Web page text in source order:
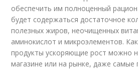
обеспечить им полноценный
будет содержаться достаточное
полезных жиров, неочищенных
аминокислот и микроэлементов.
продукты ускоряющие рост можно
магазине или на рынке, даже самые